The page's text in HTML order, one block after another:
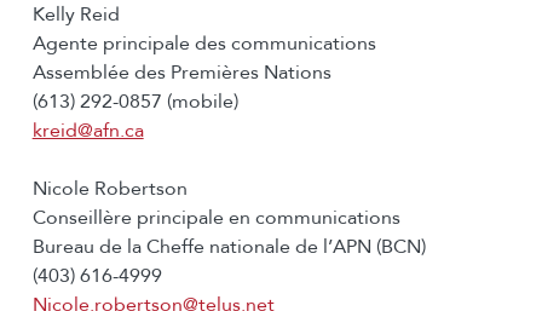
Kelly Reid
Agente principale des communications
Assemblée des Premières Nations
(613) 292-0857 (mobile)
kreid@afn.ca
Nicole Robertson
Conseillère principale en communications
Bureau de la Cheffe nationale de l’APN (BCN)
(403) 616-4999
Nicole.robertson@telus.net